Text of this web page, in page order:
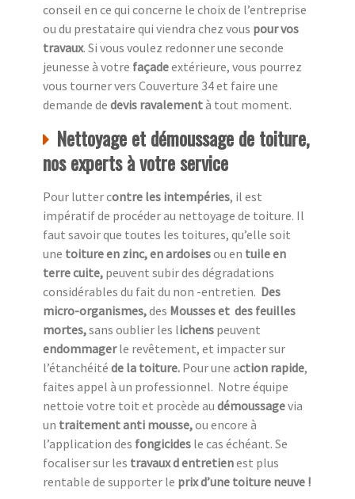
conseil en ce qui concerne le choix de l’entreprise
ou du prestataire qui viendra chez vous pour vos
travaux. Si vous voulez redonner une seconde
jeunesse à votre façadeextérieure, vous pourrez
vous tourner vers Couverture 34 et faire une
demande de devis ravalementà tout moment.
Nettoyage et démoussage de toiture,
nos experts à votre service
Pour lutter contre les intempéries, il est
impératif de procéder au nettoyage de toiture. Il
faut savoir que toutes les toitures, qu’elle soit
une toiture en zinc, en ardoisesou en tuile en
terre cuite, peuvent subir des dégradations
considérables du fait du non -entretien. Des
micro-organismes,des Mousses et des feuilles
mortes,sans oublier les lichens peuvent
endommagerle revêtement, et impacter sur
l’étanchéité de la toiture. Pour une action rapide,
faites appel à un professionnel. Notre équipe
nettoie votre toit et procède au démoussagevia
un traitement anti mousse,ou encore à
l’application des fongicides le cas échéant. Se
focaliser sur les travaux d entretienest plus
rentable de supporter le prix d’une toiture neuve !